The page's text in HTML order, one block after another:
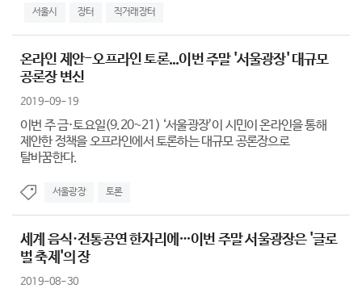
서울시 장터 직거래장터
온라인 제안-오프라인 토론...이번 주말 '서울광장' 대규모
공론장 변신
2019-09-19
이번 주 금·토요일(9.20~21) ‘서울광장’이 시민이 온라인을 통해
제안한 정책을 오프라인에서 토론하는 대규모 공론장으로
탈바꿈한다.
서울광장 토론
세계 음식·전통공연 한자리에…이번 주말 서울광장은 '글로
벌 축제'의 장
2019-08-30